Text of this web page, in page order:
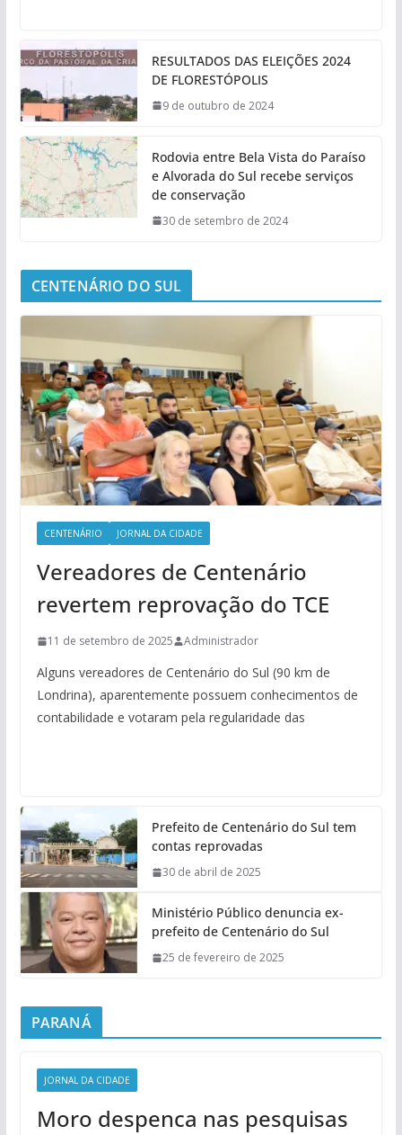
RESULTADOS DAS ELEIÇÕES 2024
DE FLORESTÓPOLIS
9 de outubro de 2024
Rodovia entre Bela Vista do Paraíso
e Alvorada do Sul recebe serviços
de conservação
30 de setembro de 2024
CENTENÁRIO DO SUL
CENTENÁRIO JORNAL DA CIDADE
Vereadores de Centenário
revertem reprovação do TCE
11 de setembro de 2025 Administrador
Alguns vereadores de Centenário do Sul (90 km de
Londrina), aparentemente possuem conhecimentos de
contabilidade e votaram pela regularidade das
Prefeito de Centenário do Sul tem
contas reprovadas
30 de abril de 2025
Ministério Público denuncia ex-
prefeito de Centenário do Sul
25 de fevereiro de 2025
PARANÁ
JORNAL DA CIDADE
Moro despenca nas pesquisas